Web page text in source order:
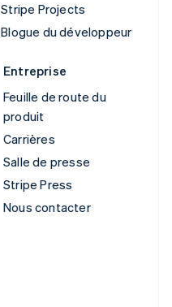
Stripe Projects
Blogue du développeur
Entreprise
Feuille de route du
produit
Carrières
Salle de presse
Stripe Press
Nous contacter